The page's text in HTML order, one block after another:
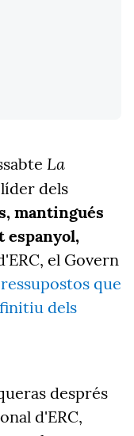
La
dels
mantingués
espanyol,
el Govern
que
dels
després
d'ERC,